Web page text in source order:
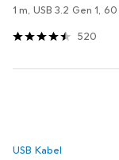
1 m, USB 3.2 Gen 1,
520
USB Kabel